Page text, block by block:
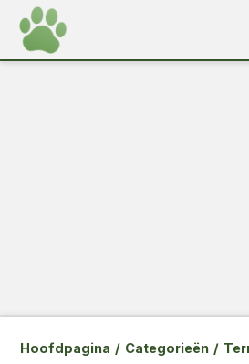
Hoofdpagina / Categorieën /